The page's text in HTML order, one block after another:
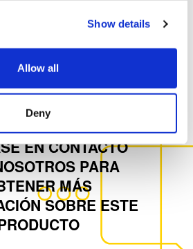
Show details
Allow all
Deny
DOCUMENTOS
EN CONTACTO
PARA
MÁS
SOBRE ESTE